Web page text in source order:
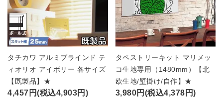
タチカワ アルミブラインド テ
ィオリオ アイボリー 各サイズ
【既製品】★
4,457円(税込4,903円)
タペストリーキット マリメッ
コ生地専用（1480mm）【北
欧生地/壁掛け/自作】★
3,980円(税込4,378円)